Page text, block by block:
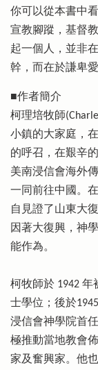
你可以從本書中
宣教腳蹤，基督
起一個人，並非
幹，而在於謙卑愛
■作者簡介
柯理培牧師
小鎮的大家庭，
的呼召，在艱辛
美南浸信會海外
一同前往中國。
自見證了山東大
因著大復興，神
能作為。
柯牧師於 1942
士學位；後於
浸信會神學院首
極推動當地教會
家及奮興家。他